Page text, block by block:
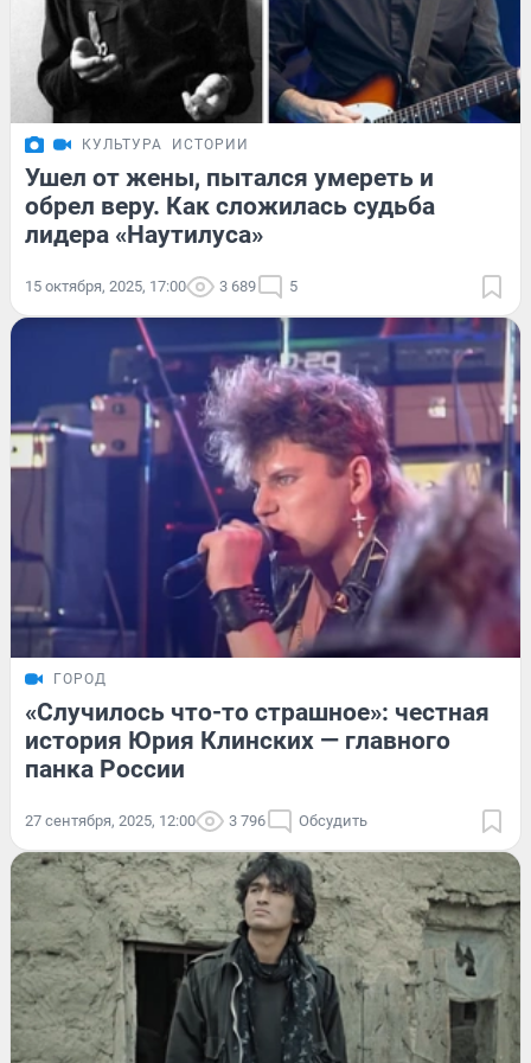
КУЛЬТУРА ИСТОРИИ
Ушел от жены, пытался умереть и
обрел веру. Как сложилась судьба
лидера «Наутилуса»
15 октября, 2025, 17:00 3 689 5
ГОРОД
«Случилось что-то страшное»: честная
история Юрия Клинских — главного
панка России
27 сентября, 2025, 12:00 3 796 Обсудить